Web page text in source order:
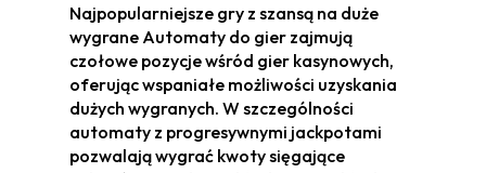
Najpopularniejsze gry z szansą na duże
wygrane Automaty do gier zajmują
czołowe pozycje wśród gier kasynowych,
oferując wspaniałe możliwości uzyskania
dużych wygranych. W szczególności
automaty z progresywnymi jackpotami
pozwalają wygrać kwoty sięgające